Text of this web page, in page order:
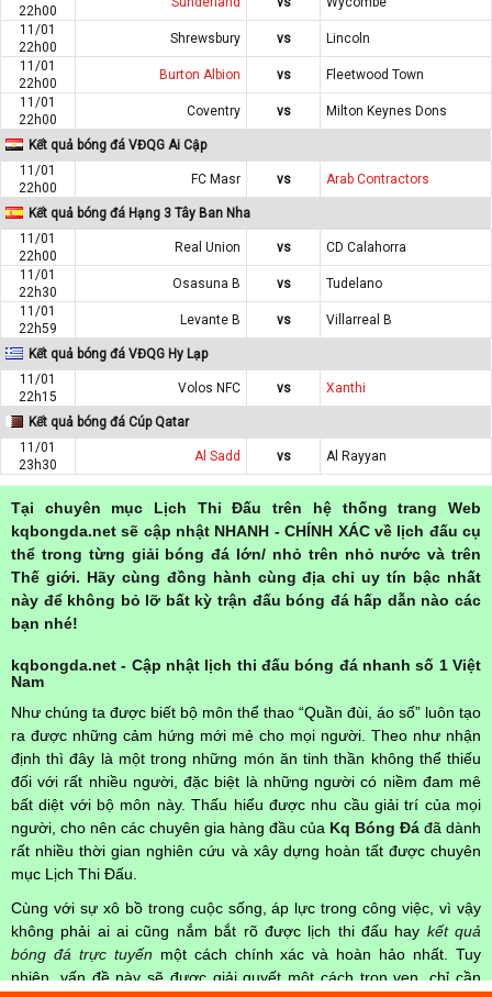
22h00
11/01
22h00
Shrewsbury vs
Lincoln
11/01
22h00
Burton Albion vs
Fleetwood Town
11/01
22h00
Coventry vs Milton Keynes Dons
Kết quả bóng đá VĐQG Ai Cập
11/01
22h00
FC Masr vs Arab Contractors
Kết quả bóng đá Hạng 3 Tây Ban Nha
11/01
22h00
Real Union vs
CD Calahorra
11/01
22h30
Osasuna B vs
Tudelano
11/01
22h59
Levante B vs Villarreal B
Kết quả bóng đá VĐQG Hy Lạp
11/01
22h15
Volos NFC vs Xanthi
Kết quả bóng đá Cúp Qatar
11/01
23h30
Al Sadd vs Al Rayyan
Tại chuyên mục Lịch Thi Đấu trên hệ thống trang Web
kqbongda.net sẽ cập nhật NHANH - CHÍNH XÁC về lịch đấu cụ
thể trong từng giải bóng đá lớn/ nhỏ trên nhỏ nước và trên
Thế giới. Hãy cùng đồng hành cùng địa chỉ uy tín bậc nhất
này để không bỏ lỡ bất kỳ trận đấu bóng đá hấp dẫn nào các
bạn nhé!
kqbongda.net - Cập nhật lịch thi đấu bóng đá nhanh số 1 Việt
Nam
Như chúng ta được biết bộ môn thể thao “Quần đùi, áo số” luôn tạo
ra được những cảm hứng mới mẻ cho mọi người. Theo như nhận
định thì đây là một trong những món ăn tinh thần không thể thiếu
đối với rất nhiều người, đặc biệt là những người có niềm đam mê
bất diệt với bộ môn này. Thấu hiểu được nhu cầu giải trí của mọi
người, cho nên các chuyên gia hàng đầu của Kq Bóng Đá đã dành
rất nhiều thời gian nghiên cứu và xây dựng hoàn tất được chuyên
mục Lịch Thi Đấu.
Cùng với sự xô bồ trong cuộc sống, áp lực trong công việc, vì vậy
không phải ai ai cũng nắm bắt rõ được lịch thi đấu hay kết quả
bóng đá trực tuyến một cách chính xác và hoàn hảo nhất. Tuy
nhiên, vấn đề này sẽ được giải quyết một cách trọn vẹn, chỉ cần